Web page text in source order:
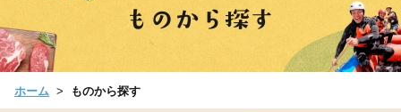
ホーム ものから探す